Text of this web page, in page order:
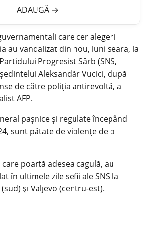
ADAUGĂ →
care cer alegeri
au vandalizat din nou, luni seara, la
Progresist Sârb (SNS,
Aleksandăr Vucici, după
de către poliţia antirevoltă, a
AFP.
paşnice şi regulate începând
sunt pătate de violenţe de o
poartă adesea cagulă, au
în ultimele zile sefii ale SNS la
şi Valjevo (centru-est).